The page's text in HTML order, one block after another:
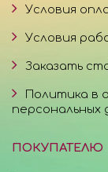
Условия
Условия
Заказать
Политика в
персональных
ПОКУПАТЕЛЮ